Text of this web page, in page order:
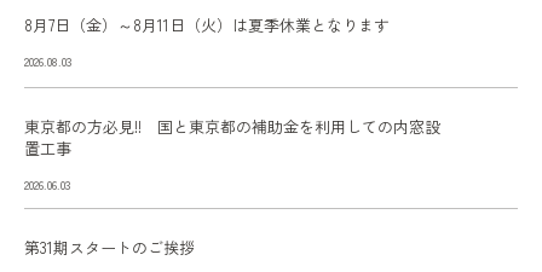
8月7日（金）～8月11日（火）は夏季休業となります
2026.08.03
東京都の方必見!! 国と東京都の補助金を利用しての内窓設
置工事
2026.06.03
第31期スタートのご挨拶